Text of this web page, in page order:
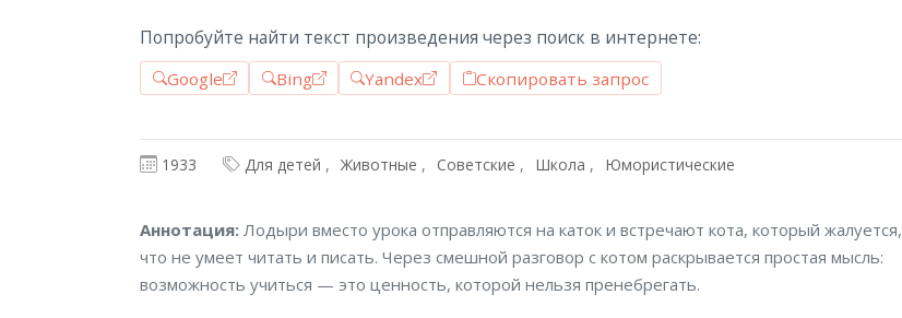
Попробуйте найти текст произведения через поиск в интернете:
Google Bing Yandex Скопировать запрос
1933 Для детей Животные Советские Школа Юмористические
Аннотация
Аннотация:Лодыри вместо урока отправляются на каток и встречают кота, который жалуется,
что не умеет читать и писать. Через смешной разговор с котом раскрывается простая мысль:
возможность учиться — это ценность, которой нельзя пренебрегать.